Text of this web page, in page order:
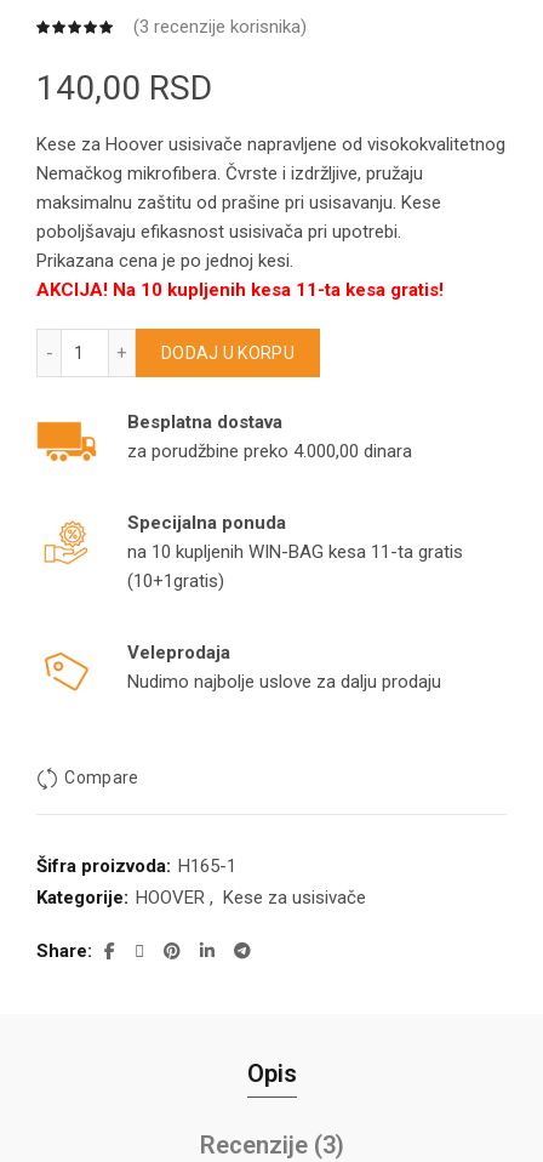
(3 recenzije korisnika)
140,00 RSD
Kese za Hoover usisivače napravljene od visokokvalitetnog
Nemačkog mikrofibera. Čvrste i izdržljive, pružaju
maksimalnu zaštitu od prašine pri usisavanju. Kese
poboljšavaju efikasnost usisivača pri upotrebi.
Prikazana cena je po jednoj kesi.
AKCIJA! Na 10 kupljenih kesa 11-ta kesa gratis!
HOOVER kese za usisivače H60/Hoover H60 model H165
DODAJ U KORPU
Besplatna dostava
za porudžbine preko 4.000,00 dinara
Specijalna ponuda
na 10 kupljenih WIN-BAG kesa 11-ta gratis
(10+1gratis)
Veleprodaja
Nudimo najbolje uslove za dalju prodaju
Compare
Šifra proizvoda: H165-1
Kategorije: HOOVER , Kese za usisivače
Share
Opis
Recenzije (3)